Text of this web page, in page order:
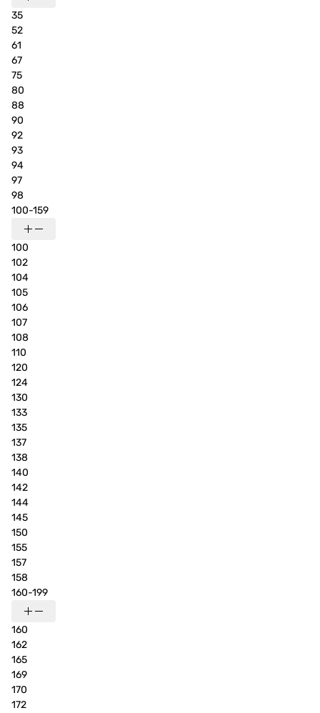
35
52
61
67
75
80
88
90
92
93
94
97
98
100-159
100
102
104
105
106
107
108
110
120
124
130
133
135
137
138
140
142
144
145
150
155
157
158
160-199
160
162
165
169
170
172